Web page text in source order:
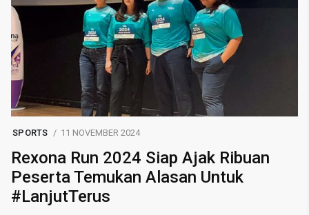
SPORTS 11 NOVEMBER 2024
Rexona Run 2024 Siap Ajak Ribuan
Peserta Temukan Alasan Untuk
#LanjutTerus